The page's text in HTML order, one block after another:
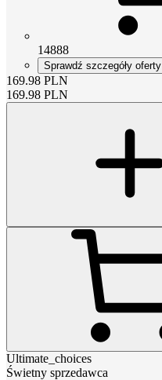
14888
Sprawdź szczegóły oferty
169.98 PLN
169.98 PLN
Ultimate_choices
Świetny sprzedawca